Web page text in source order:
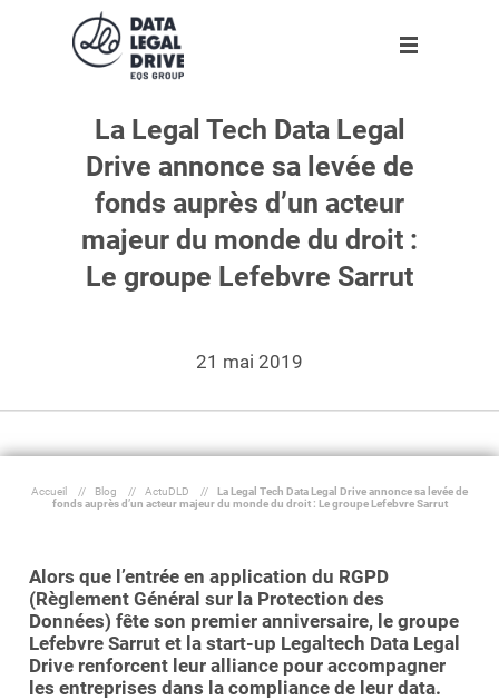
Solutions
Solutions
DLD RGPD
DLD Sapin II
DLD par secteur
Partenaires
Partenaires
Trouver un partenaire
Devenir partenaire
Ressources
Ressources
Nouveau
Infographies
Livres blancs
Outils
L'entreprise
A propos
Notre équipe
Rejoignez-nous !
Fr
Essayer le logiciel
La Legal Tech Data Legal
Drive annonce sa levée de
fonds auprès d’un acteur
majeur du monde du droit :
Le groupe Lefebvre Sarrut
21 mai 2019
Accueil // Blog // ActuDLD //
La Legal Tech Data Legal Drive annonce sa levée de
fonds auprès d’un acteur majeur du monde du droit : Le groupe Lefebvre Sarrut
Alors que l’entrée en application du RGPD
(Règlement Général sur la Protection des
Données) fête son premier anniversaire, le groupe
Lefebvre Sarrut et la start-up Legaltech Data Legal
Drive renforcent leur alliance pour accompagner
les entreprises dans la compliance de leur data.